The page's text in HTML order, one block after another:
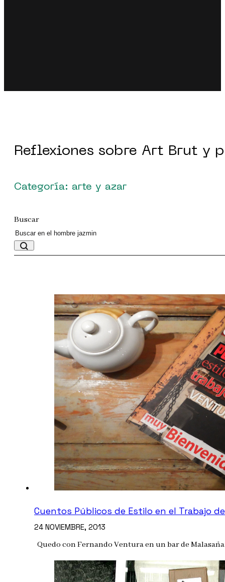
Reflexiones sobre Art Brut y
Categoría: arte y azar
Buscar
Cuentos Públicos de Estilo en el Trabajo
24 NOVIEMBRE, 2013
Quedo con Fernando Ventura en un bar de